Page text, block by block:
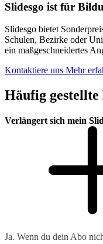
Slidesgo ist für
Slidesgo bietet
Schulen, Bezirke oder
ein maßgeschneidertes
Kontaktiere uns Mehr
Häufig gestellte
Verlängert sich mein
Ja. Wenn du dein Abo